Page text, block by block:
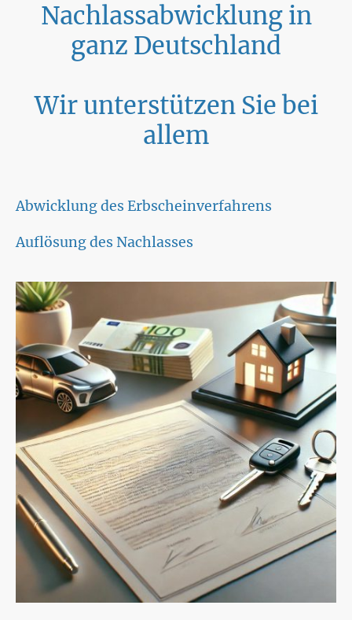
Nachlassabwicklung in
ganz Deutschland
Wir unterstützen Sie bei
allem
Abwicklung des Erbscheinverfahrens
Auflösung des Nachlasses